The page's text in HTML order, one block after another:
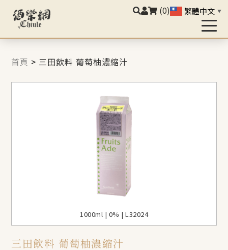
(0) 繁體中文 ▼
首頁 > 三田飲料 葡萄柚濃縮汁
1000ml | 0% | L32024
三田飲料 葡萄柚濃縮汁